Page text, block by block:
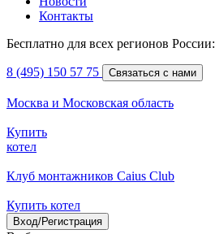
Контакты
Бесплатно для всех регионов России:
8 (495) 150 57 75 Связаться с нами
Москва и Московская область
Купить
котел
Клуб монтажников Caius Club
Купить котел
Вход/Регистрация